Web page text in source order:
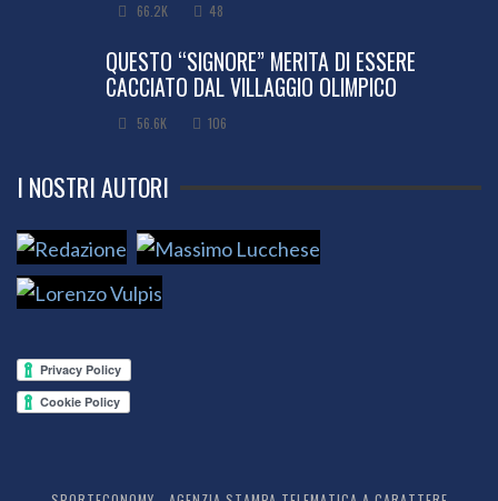
66.2K 48
QUESTO “SIGNORE” MERITA DI ESSERE
CACCIATO DAL VILLAGGIO OLIMPICO
56.6K 106
I NOSTRI AUTORI